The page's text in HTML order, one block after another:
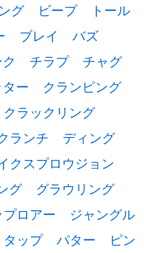
グ ビープ
トール
ブレイ
バズ
チラプ
チャグ
ー
クランピング
クラックリング
ランチ
ディング
クスプロウジョン
グ
グラウリング
プロアー
ジャングル
タップ パター
ピン